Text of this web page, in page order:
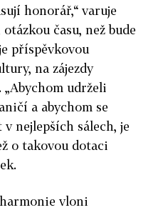
honorář,“ varuje
času, než bude
příspěvkovou
na zájezdy
udrželi
a abychom se
nejlepších sálech, je
o takovou dotaci
vloni